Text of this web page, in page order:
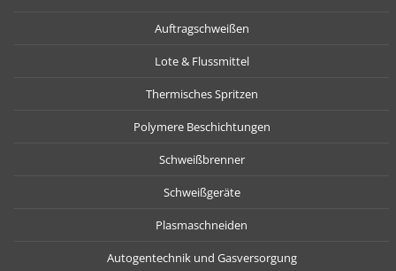
Auftragschweißen
Lote & Flussmittel
Thermisches Spritzen
Polymere Beschichtungen
Schweißbrenner
Schweißgeräte
Plasmaschneiden
Autogentechnik und Gasversorgung